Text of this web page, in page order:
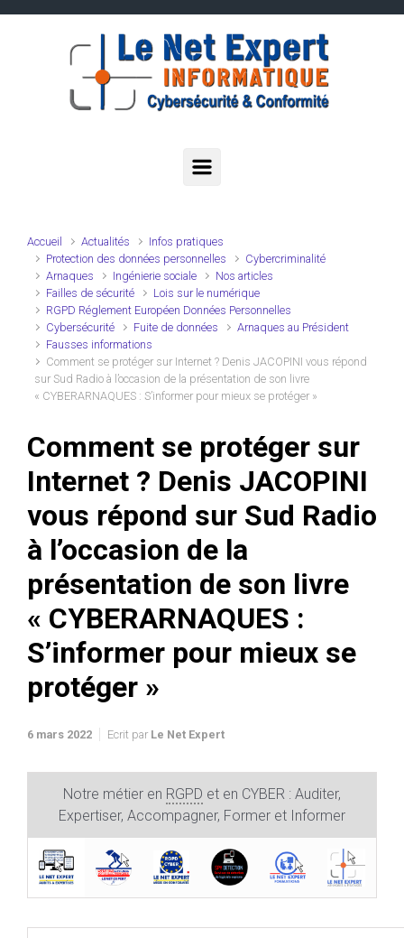
Accueil Actualités
Infos pratiques
Protection des données personnelles
Cybercriminalité
Arnaques
Ingénierie sociale
Nos articles
Failles de sécurité
Lois sur le numérique
RGPD Réglement Européen Données Personnelles
Cybersécurité
Fuite de données
Arnaques au Président
Fausses informations
Comment se protéger sur Internet ? Denis JACOPINI vous répond
sur Sud Radio à l’occasion de la présentation de son livre
« CYBERARNAQUES : S’informer pour mieux se protéger »
Comment se protéger sur
Internet ? Denis JACOPINI
vous répond sur Sud Radio
à l’occasion de la
présentation de son livre
« CYBERARNAQUES :
S’informer pour mieux se
protéger »
6 mars 2022 Ecrit par Le Net Expert
Notre métier en RGPD et en CYBER : Auditer,
Expertiser, Accompagner, Former et Informer